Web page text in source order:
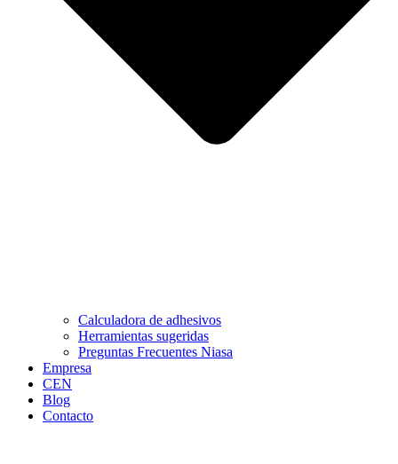
Calculadora de adhesivos
Herramientas sugeridas
Preguntas Frecuentes Niasa
Empresa
CEN
Blog
Contacto